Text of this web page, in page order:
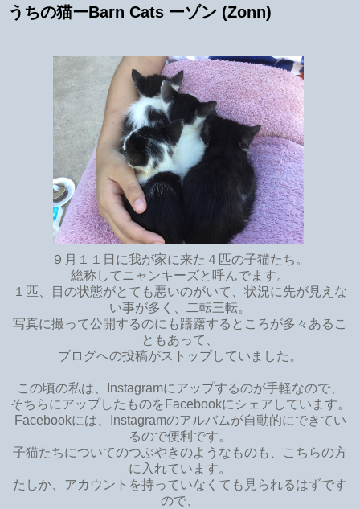
うちの猫ーBarn Cats ーゾン (Zonn)
９月１１日に我が家に来た４匹の子猫たち。
総称してニャンキーズと呼んでます。
１匹、目の状態がとても悪いのがいて、状況に先が見えな
い事が多く、二転三転。
写真に撮って公開するのにも躊躇するところが多々あるこ
ともあって、
ブログへの投稿がストップしていました。
この頃の私は、Instagramにアップするのが手軽なので、
そちらにアップしたものをFacebookにシェアしています。
Facebookには、Instagramのアルバムが自動的にできてい
るので便利です。
子猫たちについてのつぶやきのようなものも、こちらの方
に入れています。
たしか、アカウントを持っていなくても見られるはずです
ので、